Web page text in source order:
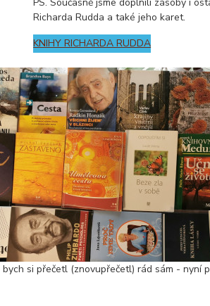
PS. Současně jsme doplnili zásoby i
Richarda Rudda a také jeho karet.
KNIHY RICHARDA RUDDA
si přečetl (znovupřečetl) rád sám - nyní